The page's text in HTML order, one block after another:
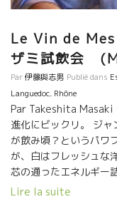
Le Vin de Mes
ザミ試飲会
Par伊藤與志男 Publié dans
Languedoc, Rhône
Par Takeshita
進化にビックリ。 ジ
が飲み頃？というパワ
が、白はフレッシュな
芯の通ったエネルギー
やかになった感じ
Lire la suite